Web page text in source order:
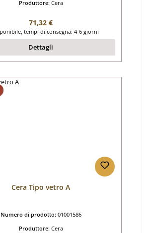
Produttore: Cera
Prezzo normale:
71,32 €
tempi di consegna: 4-6 giorni
Dettagli
Cera Tipo vetro A
Numero di prodotto: 01001586
Produttore: Cera